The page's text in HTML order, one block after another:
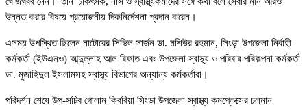
উন্নত করার বিষয়ে প্রয়োজনীয় দিকনির্দেশনা প্রদান করেন।
এসময় উপস্থিত ছিলেন নাটোরের সিভিল সার্জন ডা. মশিউর রহমান, সিংড়া উপজেলা নির্বাহী
কর্মকর্তা (ইউএনও) আব্দুল্লাহ আল রিফাত এবং উপজেলা স্বাস্থ্য ও পরিবার পরিকল্পনা কর্মকর্তা
ডা. মুজাহিদুল ইসলামসহ স্বাস্থ্য বিভাগের অন্যান্য কর্মকর্তারা।
পরিদর্শন শেষে উপ-সচিব গোলাম কিবরিয়া সিংড়া উপজেলা স্বাস্থ্য কমপ্লেক্সের চলমান